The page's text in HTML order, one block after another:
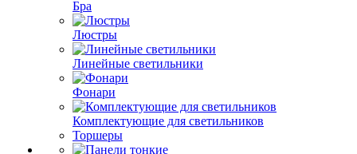
Бра
Люстры
Линейные светильники
Фонари
Комплектующие для светильников
Торшеры